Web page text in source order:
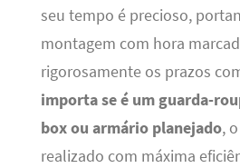
seu tempo é precioso,
montagem com hora
rigorosamente os prazos
importa se é um guarda-
box ou armário planejado,
realizado com máxima